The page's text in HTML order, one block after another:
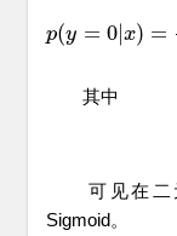
p(y = 0| x) =
p(y= 0|x)=eθ 0Tx
其中
可见在二元
Sigmoid。